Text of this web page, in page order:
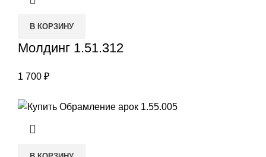
В КОРЗИНУ
Молдинг 1.51.312
1 700 ₽